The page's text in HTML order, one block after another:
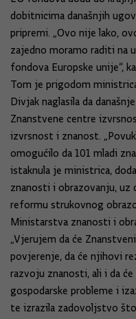
dobitnicima današnjih
pripremi. „Ovo nije lako,
zajedno moramo raditi na
fondova Europske unije“,
Tom je prigodom
Divjak naglasila da
Znanstvene centre
izvrsnost i znanost.
omogućilo da 101 mladi
istaknula je ministrica,
znanosti i obrazovanju,
reformu strukovnog
Ministarstva znanosti i
„Vjerujem da će
povjerenje, da će njihovi
razvoju znanosti, ali i da
gospodarske probleme i
te izrazila zadovoljstvo